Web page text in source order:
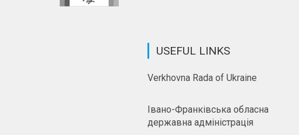
USEFUL LINKS
Verkhovna Rada of Ukraine
Івано-Франківська обласна
державна адміністрація